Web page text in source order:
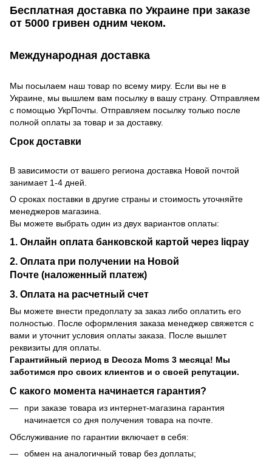
Бесплатная доставка по Украине при заказе
от 5000 гривен одним чеком.
Международная доставка
Мы посылаем наш товар по всему миру. Если вы не в
Украине, мы вышлем вам посылку в вашу страну. Отправляем
с помощью УкрПочты. Отправляем посылку только после
полной оплаты за товар и за доставку.
Срок доставки
В зависимости от вашего региона доставка Новой почтой
занимает 1-4 дней.
О сроках поставки в другие страны и стоимость уточняйте
менеджеров магазина.
Вы можете выбрать один из двух вариантов оплаты:
1. Онлайн оплата банковской картой через liqpay
2. Оплата при получении на Новой
Почте (наложенный платеж)
3. Оплата на расчетный счет
Вы можете внести предоплату за заказ либо оплатить его
полностью. После оформления заказа менеджер свяжется с
вами и уточнит условия оплаты заказа. После вышлет
реквизиты для оплаты.
Гарантийный период в Decoza Moms 3 месяца! Мы
заботимся про своих клиентов и о своей репутации.
С какого момента начинается гарантия?
при заказе товара из интернет-магазина гарантия
начинается со дня получения товара на почте.
Обслуживание по гарантии включает в себя:
обмен на аналогичный товар без доплаты;